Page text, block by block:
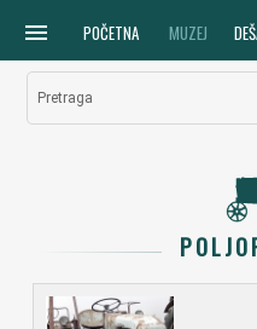
menu POČETNA MUZEJ
Pretraga